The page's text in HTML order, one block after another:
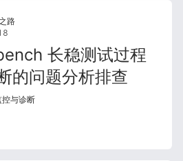
路
长稳测试过程
的问题分析排查
控与诊断